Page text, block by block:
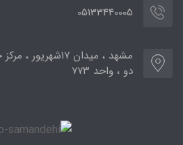
05133440005
دو ، واحد ۷۷۳